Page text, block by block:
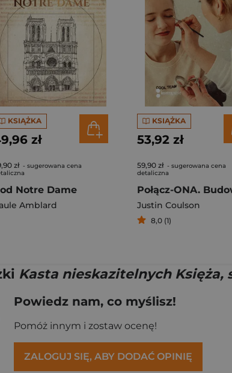
KSIĄŻKA
zł
zł - sugerowana cena
Notre Dame
Amblard
KSIĄŻKA
53,92 zł
59,90 zł - sugerowana cena
detaliczna
Justin Coulson
8,0 (1)
Kasta nieskazitelnych Księża,
Powiedz nam, co myślisz!
Pomóż innym i zostaw ocenę!
ZALOGUJ SIĘ, ABY DODAĆ OPINIĘ